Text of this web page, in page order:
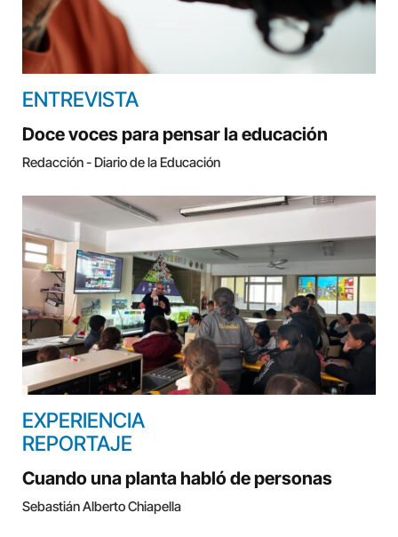
ENTREVISTA
Doce voces para pensar la educación
Redacción - Diario de la Educación
EXPERIENCIA
REPORTAJE
Cuando una planta habló de personas
Sebastián Alberto Chiapella